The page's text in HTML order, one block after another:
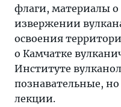
флаги, материалы
извержении
освоения
о Камчатке
Институте
познавательные,
лекции.